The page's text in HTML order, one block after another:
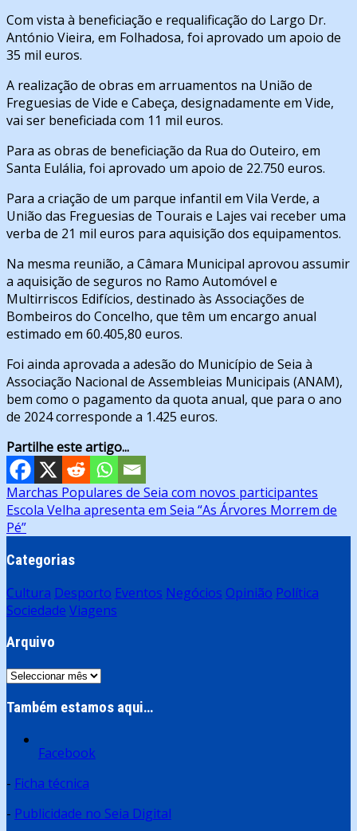
Com vista à beneficiação e requalificação do Largo Dr.
António Vieira, em Folhadosa, foi aprovado um apoio de
35 mil euros.
A realização de obras em arruamentos na União de
Freguesias de Vide e Cabeça, designadamente em Vide,
vai ser beneficiada com 11 mil euros.
Para as obras de beneficiação da Rua do Outeiro, em
Santa Eulália, foi aprovado um apoio de 22.750 euros.
Para a criação de um parque infantil em Vila Verde, a
União das Freguesias de Tourais e Lajes vai receber uma
verba de 21 mil euros para aquisição dos equipamentos.
Na mesma reunião, a Câmara Municipal aprovou assumir
a aquisição de seguros no Ramo Automóvel e
Multirriscos Edifícios, destinado às Associações de
Bombeiros do Concelho, que têm um encargo anual
estimado em 60.405,80 euros.
Foi ainda aprovada a adesão do Município de Seia à
Associação Nacional de Assembleias Municipais (ANAM),
bem como o pagamento da quota anual, que para o ano
de 2024 corresponde a 1.425 euros.
Partilhe este artigo...
Navegação
de
artigos
Marchas Populares de Seia com novos participantes
Escola Velha apresenta em Seia “As Árvores Morrem de
Pé”
Categorias
Cultura Desporto Eventos Negócios Opinião Política
Sociedade Viagens
Arquivo
Arquivo
Também estamos aqui…
Facebook
- Ficha técnica
- Publicidade no Seia Digital